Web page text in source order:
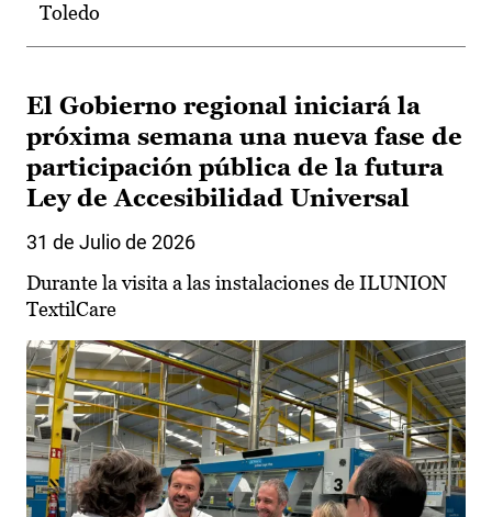
Toledo
El Gobierno regional iniciará la
próxima semana una nueva fase de
participación pública de la futura
Ley de Accesibilidad Universal
31 de Julio de 2026
Durante la visita a las instalaciones de ILUNION
TextilCare